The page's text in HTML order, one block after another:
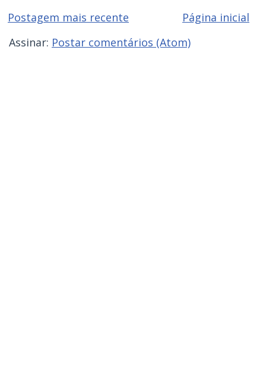
Postagem mais recente
Página inicial
Assinar: Postar comentários (Atom)